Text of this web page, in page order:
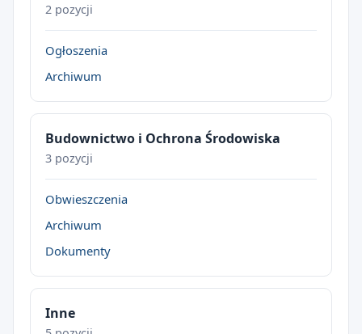
2 pozycji
Ogłoszenia
Archiwum
Budownictwo i Ochrona Środowiska
3 pozycji
Obwieszczenia
Archiwum
Dokumenty
Inne